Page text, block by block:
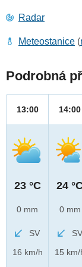
Radar
Meteostanice (
Podrobná
13:00
23 °C
0 mm
SV
16 km/h
14:00
24
0 mm
SV
15 km/